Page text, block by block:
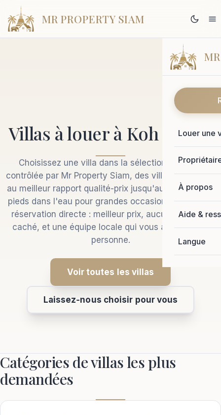
MR PROPERTY SIAM
Louer une
À propos
Aide &
Langue
Villas à louer à Koh Samui
Choisissez une villa dans la sélection gérée et
contrôlée par Mr Property Siam, des villas 1 chambre
au meilleur rapport qualité-prix jusqu'aux résidences
pieds dans l'eau pour grandes occasions. À chaque
réservation directe : meilleur prix, aucun frais OTA
caché, et une équipe locale qui vous accueille en
personne.
Voir toutes les villas
Laissez‑nous choisir pour vous
Catégories de villas les plus
demandées